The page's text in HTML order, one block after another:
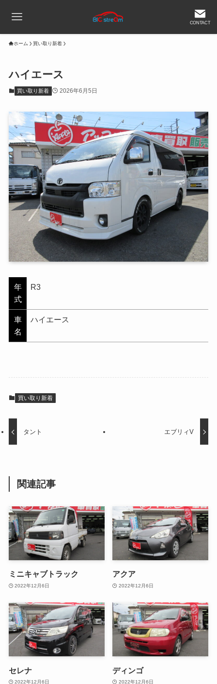
CONTACT
ホーム 買い取り新着
ハイエース
買い取り新着 2026年6月5日
年
式
R3
車
名
ハイエース
買い取り新着
タント エブリィV
関連記事
ミニキャブトラック
2022年12月6日
アクア
2022年12月6日
セレナ
2022年12月6日
ディンゴ
2022年12月6日